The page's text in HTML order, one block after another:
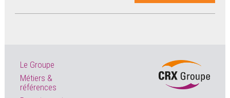
Le Groupe
Métiers &
références